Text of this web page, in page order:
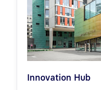
Innovation Hub